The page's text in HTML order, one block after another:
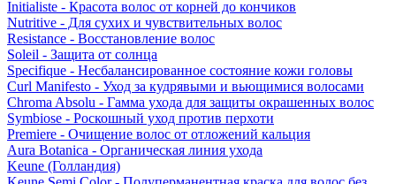
Initialiste - Красота волос от корней до кончиков
Nutritive - Для сухих и чувствительных волос
Resistance - Восстановление волос
Soleil - Защита от солнца
Specifique - Несбалансированное состояние кожи головы
Curl Manifesto - Уход за кудрявыми и вьющимися волосами
Chroma Absolu - Гамма ухода для защиты окрашенных волос
Symbiose - Роскошный уход против перхоти
Premiere - Очищение волос от отложений кальция
Aura Botanica - Органическая линия ухода
Keune (Голландия)